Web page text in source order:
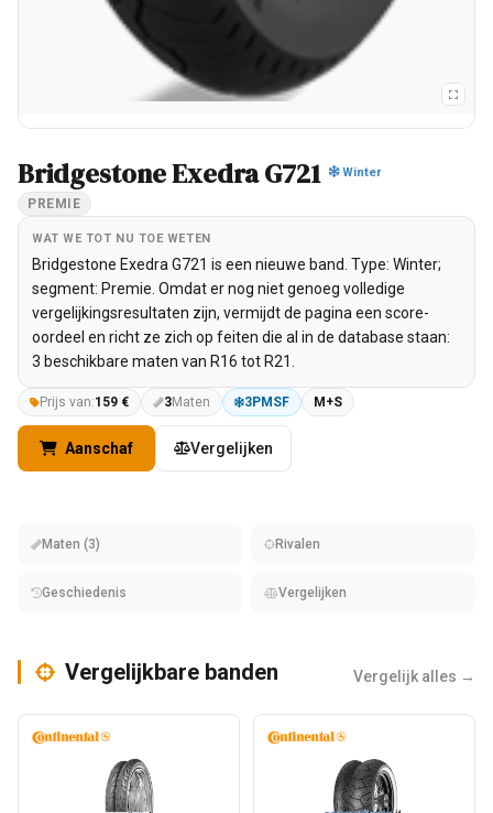
Bridgestone Exedra G721 Winter
PREMIE
WAT WE TOT NU TOE WETEN
Bridgestone Exedra G721 is een nieuwe band. Type: Winter;
segment: Premie. Omdat er nog niet genoeg volledige
vergelijkingsresultaten zijn, vermijdt de pagina een score-
oordeel en richt ze zich op feiten die al in de database staan:
3 beschikbare maten van R16 tot R21.
Prijs van:159 € 3Maten 3PMSF M+S
Aanschaf Vergelijken
Maten (3) Rivalen
Geschiedenis Vergelijken
Vergelijkbare banden Vergelijk alles →